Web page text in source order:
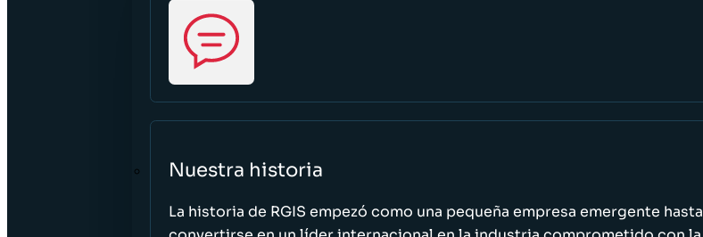
Nuestra historia
La historia de RGIS empezó como una pequeña empresa emergente hasta